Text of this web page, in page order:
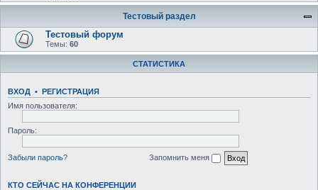
Тестовый раздел
Тестовый форум
Темы: 60
СТАТИСТИКА
ВХОД • РЕГИСТРАЦИЯ
Имя пользователя:
Пароль:
Забыли пароль? Запомнить меня
КТО СЕЙЧАС НА КОНФЕРЕНЦИИ